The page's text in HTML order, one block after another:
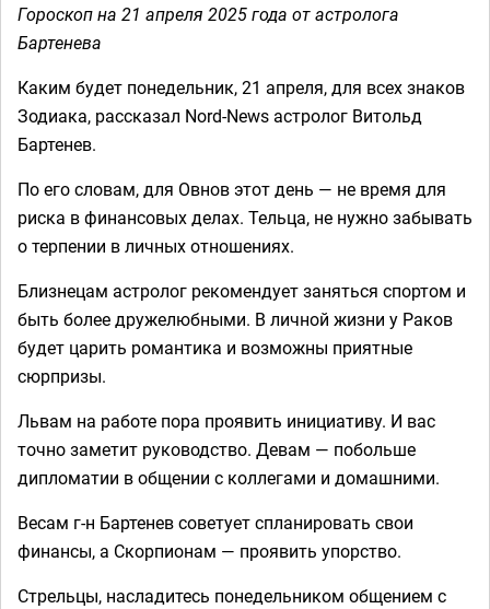
Гороскоп на 21 апреля 2025 года от астролога
Бартенева
Каким будет понедельник, 21 апреля, для всех знаков
Зодиака, рассказал Nord-News астролог Витольд
Бартенев.
По его словам, для Овнов этот день — не время для
риска в финансовых делах. Тельца, не нужно забывать
о терпении в личных отношениях.
Близнецам астролог рекомендует заняться спортом и
быть более дружелюбными. В личной жизни у Раков
будет царить романтика и возможны приятные
сюрпризы.
Львам на работе пора проявить инициативу. И вас
точно заметит руководство. Девам — побольше
дипломатии в общении с коллегами и домашними.
Весам г-н Бартенев советует спланировать свои
финансы, а Скорпионам — проявить упорство.
Стрельцы, насладитесь понедельником общением с